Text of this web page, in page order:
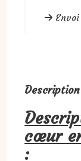
Description
cœur
: